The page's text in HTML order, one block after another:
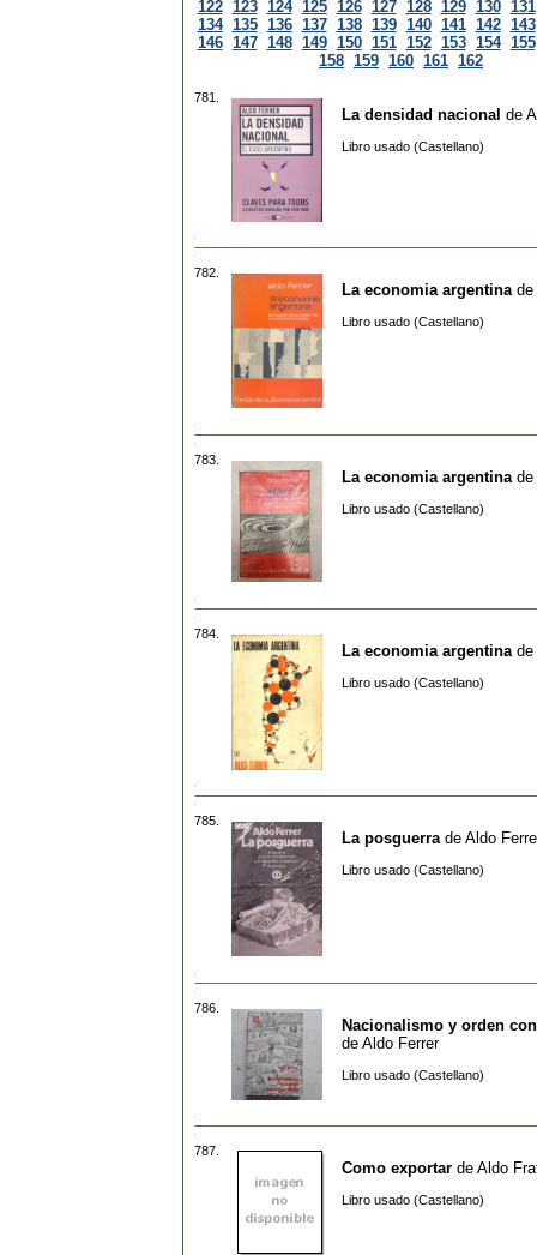
122 123 124 125 126 127 128 129 130 131
134 135 136 137 138 139 140 141 142 143
146 147 148 149 150 151 152 153 154 155
158 159 160 161 162
781.
La densidad nacional de
Libro usado (Castellano)
782.
La economia argentina de
Libro usado (Castellano)
783.
La economia argentina de
Libro usado (Castellano)
784.
La economia argentina de
Libro usado (Castellano)
785.
La posguerra de Aldo
Libro usado (Castellano)
786.
Nacionalismo y orden
de Aldo Ferrer
Libro usado (Castellano)
787.
Como exportar de Aldo
Libro usado (Castellano)